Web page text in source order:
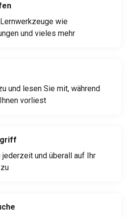
wie
und vieles mehr
und lesen Sie mit, während
vorliest
jederzeit und überall auf Ihr